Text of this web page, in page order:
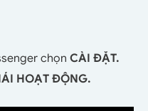
chọn CÀI ĐẶT.
HOẠT ĐỘNG.